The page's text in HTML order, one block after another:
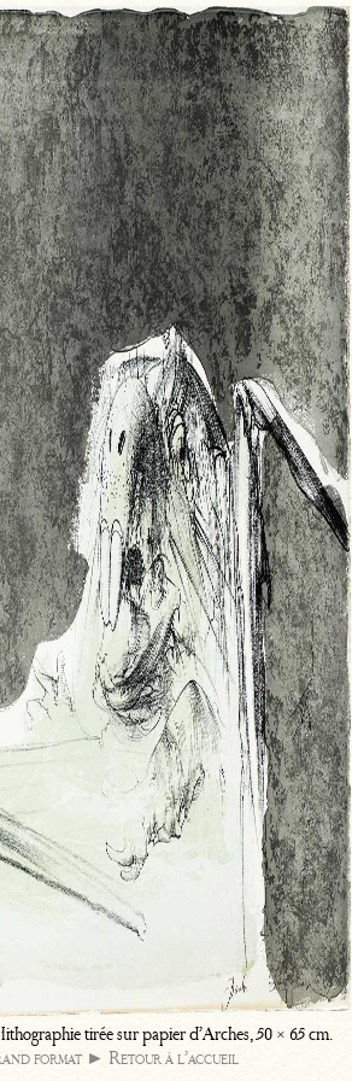
lithographie tirée sur papier d’Arches, 50 × 65 cm.
format ► Retour à l’accueil